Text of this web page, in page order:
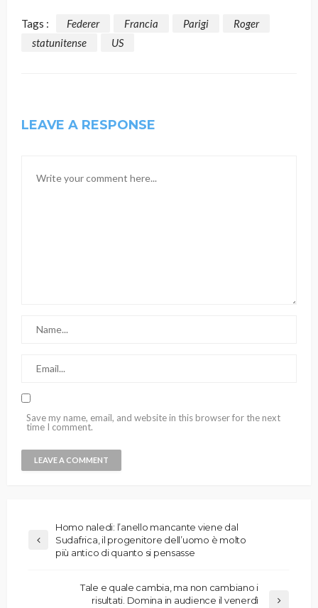
Tags : Federer Francia Parigi
Roger
statunitense
US
LEAVE A RESPONSE
Save my name, email, and website in this browser for the next
time I comment.
Homo naledi: l’anello mancante viene dal
Sudafrica, il progenitore dell’uomo è molto
più antico di quanto si pensasse
Tale e quale cambia, ma non cambiano i
risultati. Domina in audience il venerdì